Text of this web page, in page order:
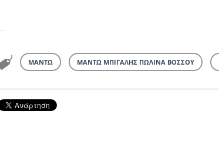
ΜΑΝΤΩ ΜΑΝΤΩ ΜΠΙΓΑΛΗΣ ΠΩΛΙΝΑ ΒΟΣΣΟΥ